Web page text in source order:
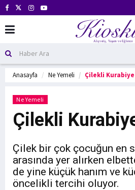
Anasayfa Ne Yemeli Çilekli
Ne Yemeli
Çilekli
Çilek bir çok çocuğun en
arasında yer alırken
de yine küçük hanım ve
öncelikli tercihi oluyor.